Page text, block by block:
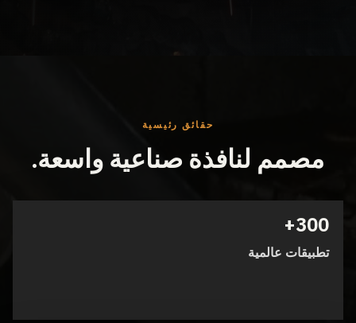
حقائق رئيسية
مصمم لنافذة صناعية واسعة.
300+
تطبيقات عالمية